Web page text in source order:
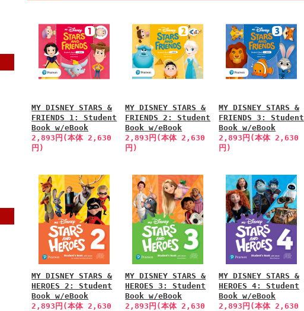
MY DISNEY STARS &
FRIENDS 1: Student
Book w/eBook
2,893円(本体 2,630
円)
MY DISNEY STARS &
FRIENDS 2: Student
Book w/eBook
2,893円(本体 2,630
円)
MY DISNEY STARS &
FRIENDS 3: Student
Book w/eBook
2,893円(本体 2,630
円)
MY DISNEY STARS &
HEROES 2: Student
Book w/eBook
2,893円(本体 2,630
MY DISNEY STARS &
HEROES 3: Student
Book w/eBook
2,893円(本体 2,630
MY DISNEY STARS &
HEROES 4: Student
Book w/eBook
2,893円(本体 2,630